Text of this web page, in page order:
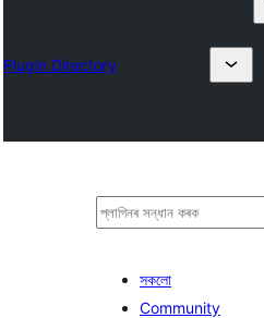
Plugin Directory
সন্ধান
সকলো
Community